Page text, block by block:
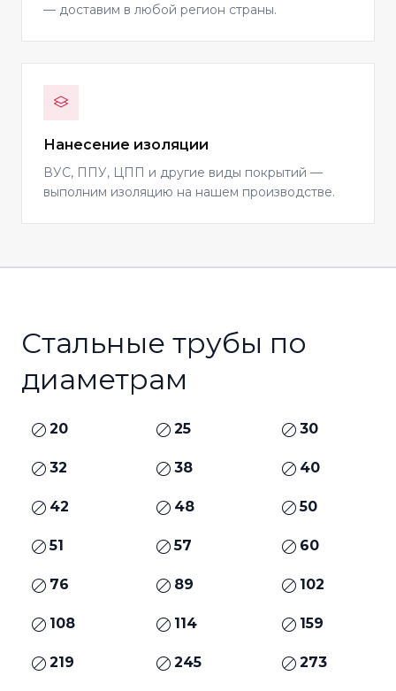
— доставим в любой регион страны.
Нанесение изоляции
ВУС, ППУ, ЦПП и другие виды покрытий —
выполним изоляцию на нашем производстве.
Стальные трубы по
диаметрам
20 25 30
32 38 40
42 48 50
51 57 60
76 89 102
108 114 159
219 245 273